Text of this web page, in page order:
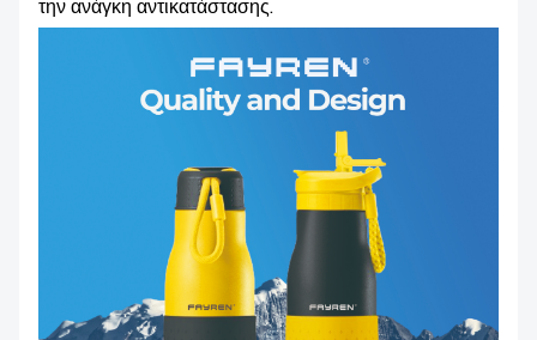
την ανάγκη αντικατάστασης.